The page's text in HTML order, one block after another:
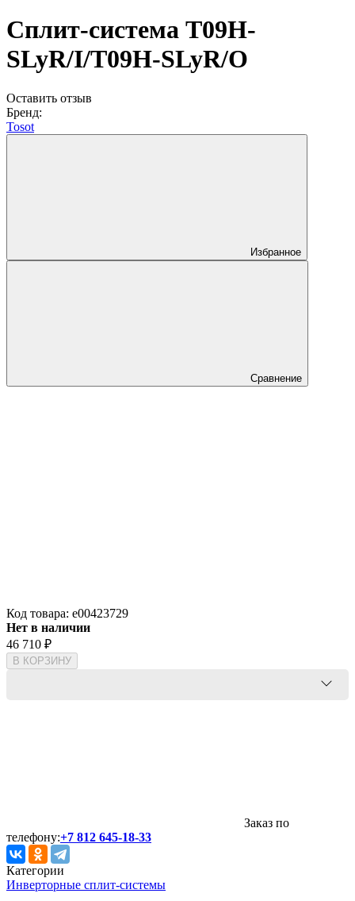
Сплит-система T09H-
SLyR/I/T09H-SLyR/O
Оставить отзыв
Бренд:
Tosot
Избранное
Сравнение
Код товара: e00423729
Нет в наличии
46 710 ₽
В КОРЗИНУ
Заказ по
телефону:+7 812 645-18-33
Категории
Инверторные сплит-системы